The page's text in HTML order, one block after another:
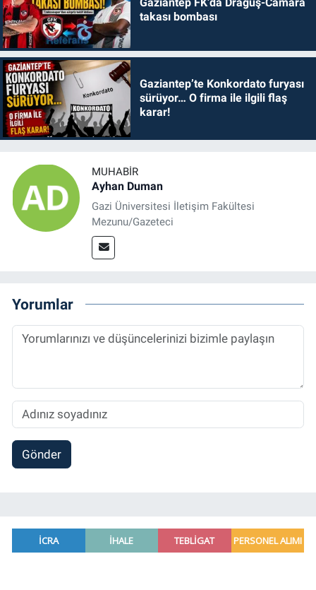
takası bombası
Gaziantep’te Konkordato furyası
sürüyor… O firma ile ilgili flaş
karar!
MUHABIR
Ayhan Duman
Gazi Üniversitesi İletişim Fakültesi
Mezunu/Gazeteci
Yorumlar
Gönder